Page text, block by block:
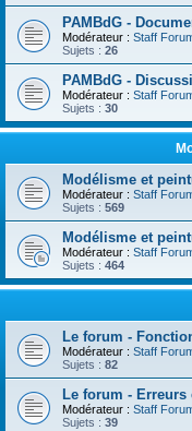
PAMBdG -
Modérateur : Staff
Sujets : 26
PAMBdG -
Modérateur : Staff
Sujets : 30
Modélisme et
Modérateur : Staff
Sujets : 569
Modélisme et
Modérateur : Staff
Sujets : 464
Le forum -
Modérateur : Staff
Sujets : 82
Le forum - Erreurs
Modérateur : Staff
Sujets : 39